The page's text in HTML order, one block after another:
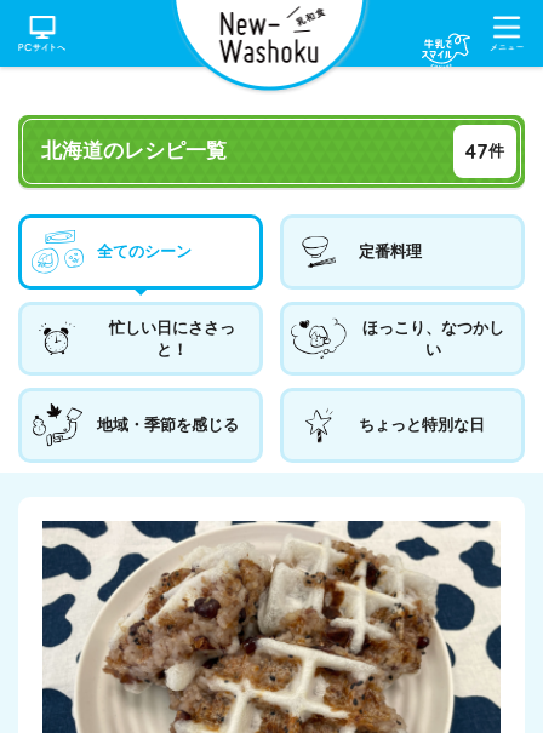
北海道のレシピ一覧 47件
全てのシーン 定番料理
忙しい日にささっ
と！
ほっこり、なつかし
い
地域・季節を感じる ちょっと特別な日